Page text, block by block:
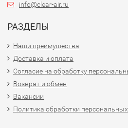
info@clear-air.ru
РАЗДЕЛЫ
Наши преимущества
Доставка и оплата
Согласие на обработку
Возврат и обмен
Вакансии
Политика обработки